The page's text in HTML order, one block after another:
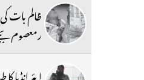
ظالم بات
رمعصوم